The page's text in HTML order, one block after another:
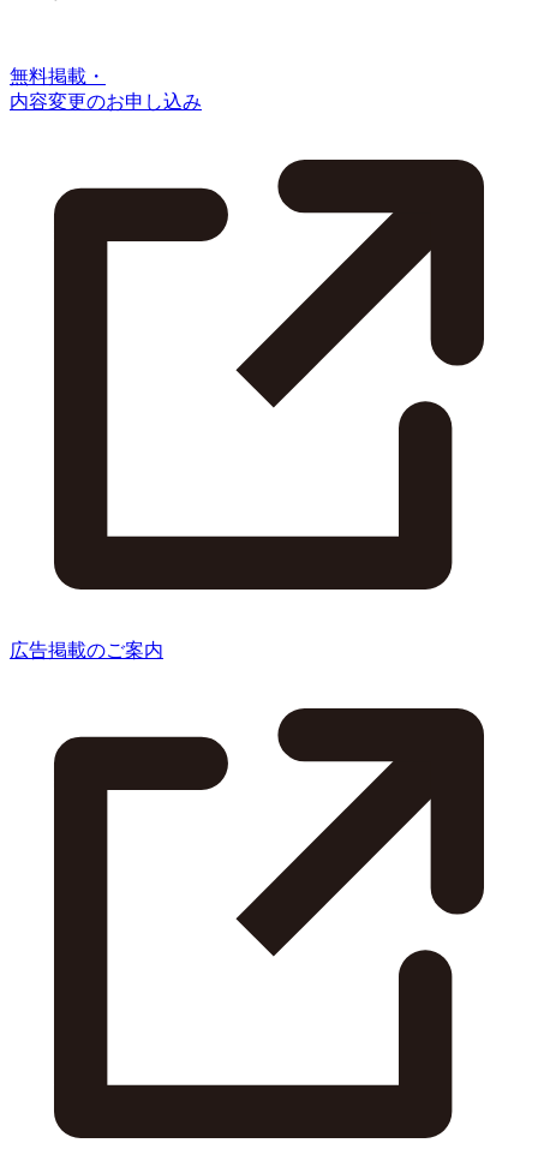
無料掲載・
内容変更のお申し込み
広告掲載のご案内